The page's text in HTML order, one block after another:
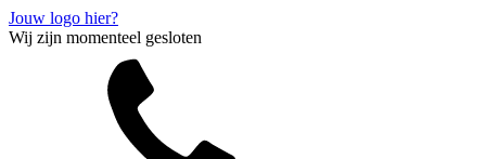
Jouw logo hier?
Wij zijn momenteel gesloten